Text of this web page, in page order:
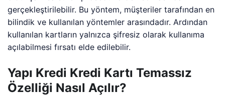
gerçekleştirilebilir. Bu yöntem, müşteriler tarafından en
bilindik ve kullanılan yöntemler arasındadır. Ardından
kullanılan kartların yalnızca şifresiz olarak kullanıma
açılabilmesi fırsatı elde edilebilir.
Yapı Kredi Kredi Kartı Temassız
Özelliği Nasıl Açılır?